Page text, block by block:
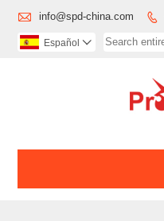
 info@spd-china.com 
Español 